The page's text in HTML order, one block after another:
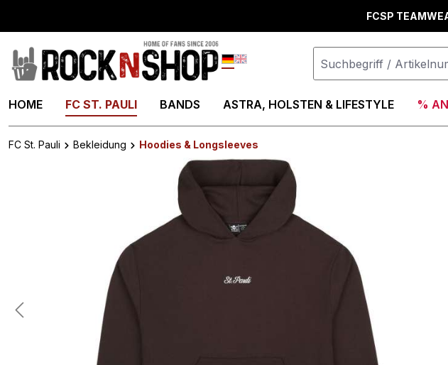
FCSP
Deutsch
HOME FC ST. PAULI BANDS ASTRA, HOLSTEN & LIFESTYLE %
FC St. Pauli Bekleidung
Hoodies & Longsleeves